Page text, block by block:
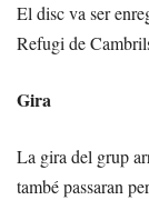
El disc va ser
Refugi de
Gira
La gira del grup
també passaran